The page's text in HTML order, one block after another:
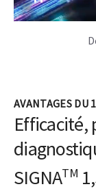
AVANTAGES DU
Efficacité,
SIGNATM